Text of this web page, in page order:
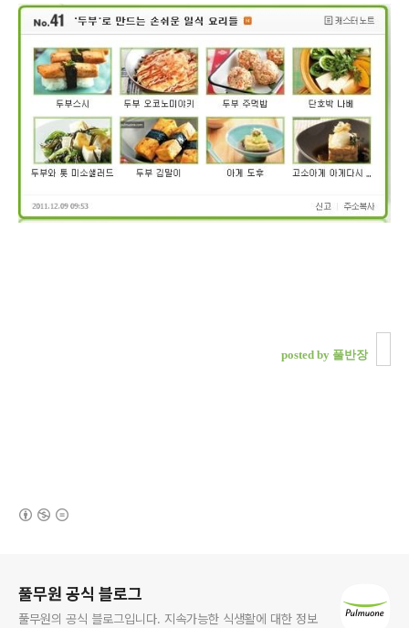
posted by 풀반장
풀무원 공식 블로그
풀무원의 공식 블로그입니다. 지속가능한 식생활에 대한 정보